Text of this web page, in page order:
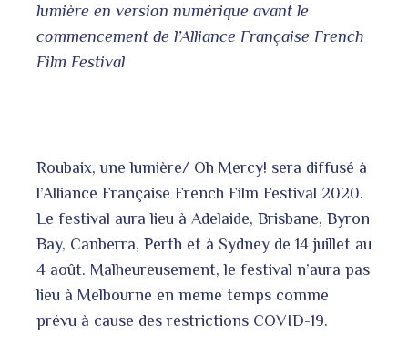
lumière en version numérique avant le
commencement de l’Alliance Française French
Film Festival
Roubaix, une lumière/ Oh Mercy! sera diffusé à
l’Alliance Française French Film Festival 2020.
Le festival aura lieu à Adelaide, Brisbane, Byron
Bay, Canberra, Perth et à Sydney de 14 juillet au
4 août. Malheureusement, le festival n’aura pas
lieu à Melbourne en meme temps comme
prévu à cause des restrictions COVID-19.